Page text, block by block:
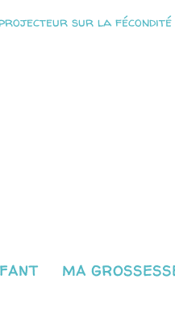
projecteur sur la
MA